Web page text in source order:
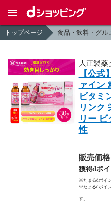
トップページ 食品・飲料・グル
大正製薬
【公式
ァイン
ビタミ
リンク
リー
性
販売価格
獲得dポイ
※たまるdポイ
※たまるdポイ
す。